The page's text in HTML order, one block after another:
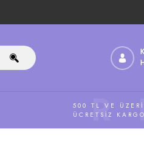
500 TL VE ÜZERI
ÜCRETSIZ KARGO